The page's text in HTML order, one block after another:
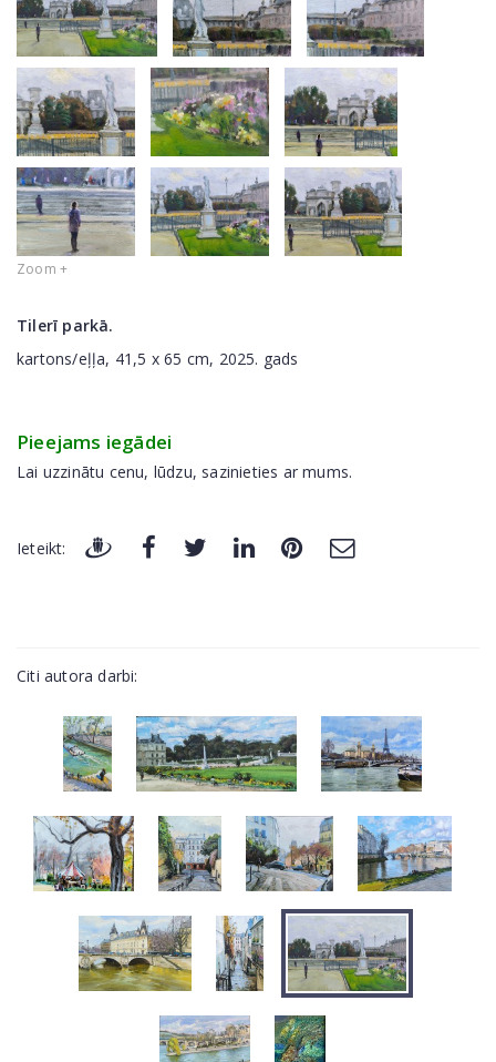
Zoom +
Tilerī parkā.
kartons/eļļa, 41,5 x 65 cm, 2025. gads
Pieejams iegādei
Lai uzzinātu cenu, lūdzu, sazinieties ar mums.
Ieteikt:
Citi autora darbi: